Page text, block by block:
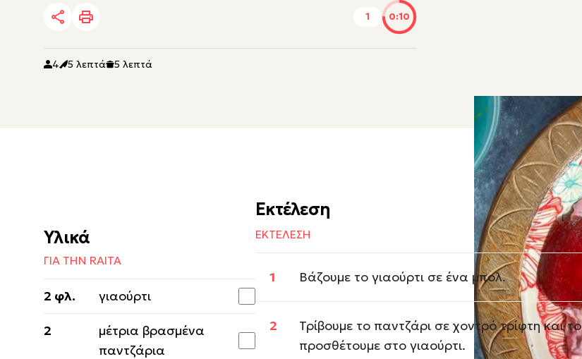
1 0:10
4 5 λεπτά 5 λεπτά
Υλικά
ΓΙΑ ΤΗΝ RAITA
2 φλ. γιαούρτι
2
μέτρια βρασμένα
παντζάρια
Εκτέλεση
ΕΚΤΕΛΕΣΗ
Βάζουμε το γιαούρτι σε ένα μπολ.
Τρίβουμε το παντζάρι σε χοντρό τρίφτη και το
προσθέτουμε στο γιαούρτι.